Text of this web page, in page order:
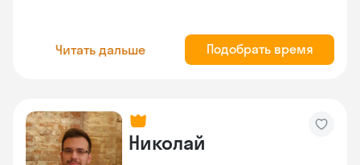
Читать дальше Подобрать время
Николай